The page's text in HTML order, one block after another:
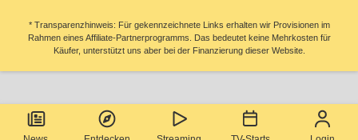
* Transparenzhinweis: Für gekennzeichnete Links erhalten wir Provisionen im
Rahmen eines Affiliate-Partnerprogramms. Das bedeutet keine Mehrkosten für
Käufer, unterstützt uns aber bei der Finanzierung dieser Website.